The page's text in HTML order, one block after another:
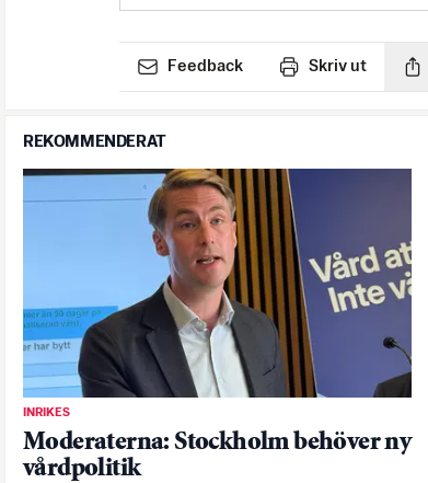
Feedback Skriv ut
REKOMMENDERAT
INRIKES
Moderaterna: Stockholm behöver ny
vårdpolitik